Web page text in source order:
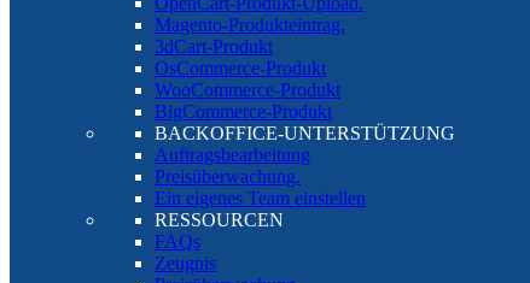
Magento-Produkteintrag.
3dCart-Produkt
OsCommerce-Produkt
WooCommerce-Produkt
BigCommerce-Produkt
BACKOFFICE-UNTERSTÜTZUNG
Auftragsbearbeitung
Preisüberwachung.
Ein eigenes Team einstellen
RESSOURCEN
FAQs
Zeugnis